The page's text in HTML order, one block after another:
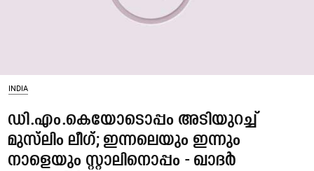
INDIA
ഡി.എം.കെയോടൊപ്പം അടിയുറച്ച്
മുസ്‌ലിം ലീഗ്; ഇന്നലെയും ഇന്നും
നാളെയും സ്റ്റാലിനൊപ്പം - ഖാദര്‍